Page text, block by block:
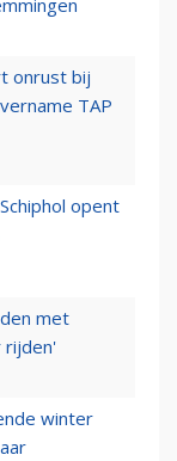
onrust bij
TAP
opent
met
rijden'
winter